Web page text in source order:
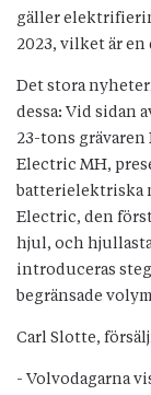
gäller
2023, vilket är
Det stora
dessa: Vid sidan
23-tons grävaren
Electric MH,
batterielektriska
Electric, den
hjul, och
introduceras
begränsade
Carl Slotte,
- Volvodagarna